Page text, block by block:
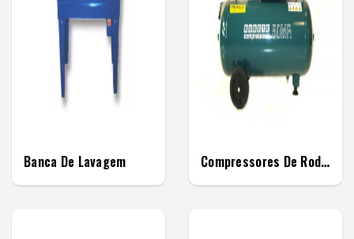
Banca De Lavagem Compressores De Rodas